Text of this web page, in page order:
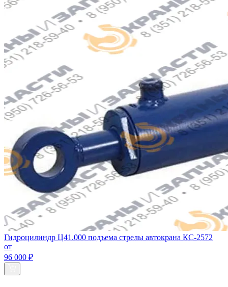
Гидроцилиндр Ц41.000 подъема стрелы автокрана КС-2572
от
96 000 ₽